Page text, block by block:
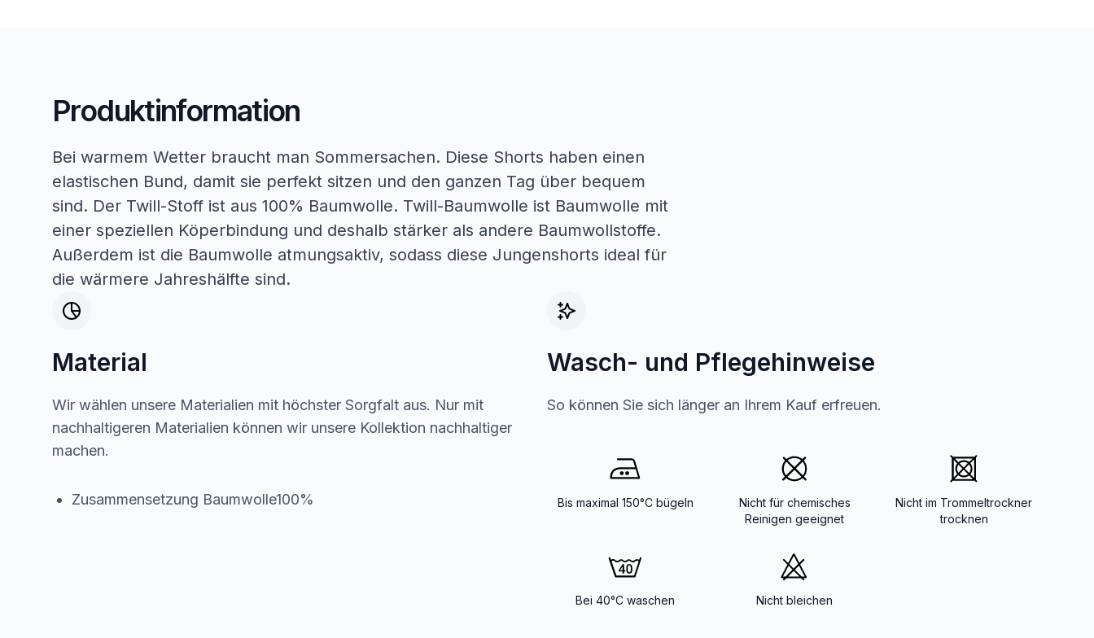
Produktinformation
Bei warmem Wetter braucht man Sommersachen. Diese Shorts haben einen
elastischen Bund, damit sie perfekt sitzen und den ganzen Tag über bequem
sind. Der Twill-Stoff ist aus 100% Baumwolle. Twill-Baumwolle ist Baumwolle mit
einer speziellen Köperbindung und deshalb stärker als andere Baumwollstoffe.
Außerdem ist die Baumwolle atmungsaktiv, sodass diese Jungenshorts ideal für
die wärmere Jahreshälfte sind.
Material
Wir wählen unsere Materialien mit höchster Sorgfalt aus. Nur mit
nachhaltigeren Materialien können wir unsere Kollektion nachhaltiger
machen.
Zusammensetzung Baumwolle100%
Wasch- und Pflegehinweise
So können Sie sich länger an Ihrem Kauf erfreuen.
Bis maximal 150°C bügeln
Nicht für chemisches
Reinigen geeignet
Nicht im Trommeltrockner
trocknen
Bei 40°C waschen Nicht bleichen